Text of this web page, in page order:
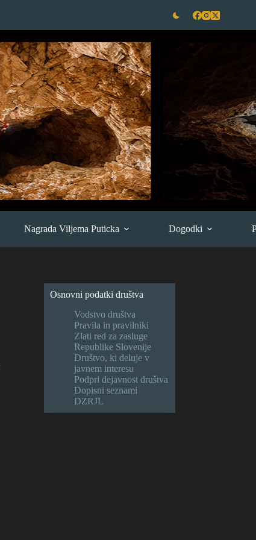
Nagrada Viljema Puticka Dogodki
Osnovni podatki društva
Vodstvo društva
Pravila in pravilniki
Zlati red za zasluge
Republike Slovenije
Društvo, ki deluje v
javnem interesu
Podpri dejavnost društva
Dopisni seznami
DZRJL